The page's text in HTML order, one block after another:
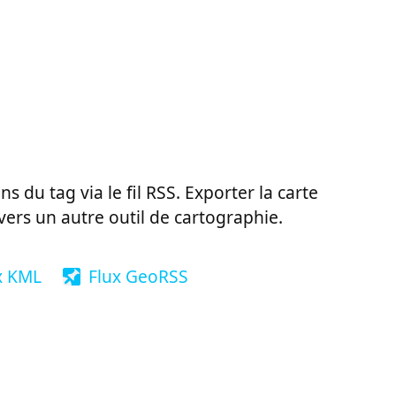
du tag via le fil RSS. Exporter la carte
un autre outil de cartographie.
KML Flux GeoRSS